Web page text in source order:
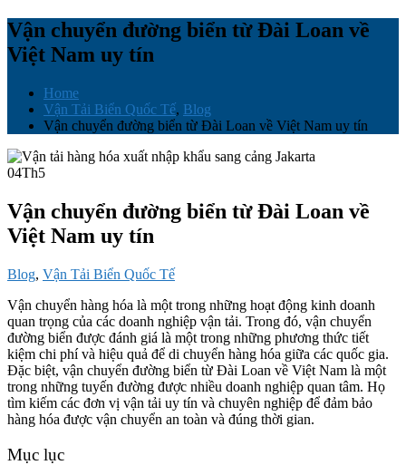
Vận chuyển đường biển từ Đài Loan về
Việt Nam uy tín
Home
Vận Tải Biển Quốc Tế, Blog
Vận chuyển đường biển từ Đài Loan về Việt Nam uy tín
04Th5
Vận chuyển đường biển từ Đài Loan về
Việt Nam uy tín
Blog, Vận Tải Biển Quốc Tế
Vận chuyển hàng hóa là một trong những hoạt động kinh doanh
quan trọng của các doanh nghiệp vận tải. Trong đó, vận chuyển
đường biển được đánh giá là một trong những phương thức tiết
kiệm chi phí và hiệu quả để di chuyển hàng hóa giữa các quốc gia.
Đặc biệt, vận chuyển đường biển từ Đài Loan về Việt Nam là một
trong những tuyến đường được nhiều doanh nghiệp quan tâm. Họ
tìm kiếm các đơn vị vận tải uy tín và chuyên nghiệp để đảm bảo
hàng hóa được vận chuyển an toàn và đúng thời gian.
Mục lục